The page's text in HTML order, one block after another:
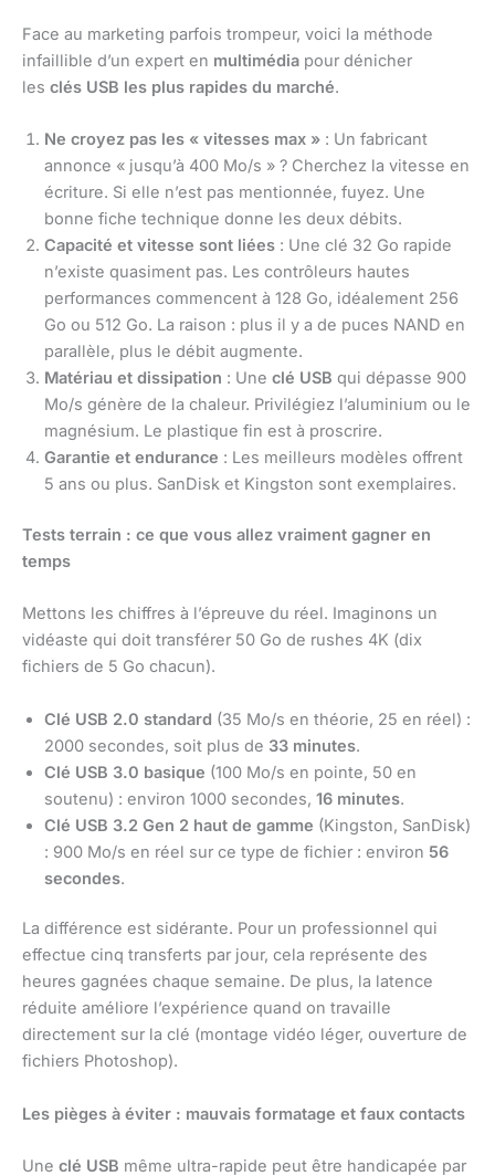
Face au marketing parfois trompeur, voici la méthode
infaillible d’un expert en multimédia pour dénicher
les clés USB les plus rapides du marché.
Ne croyez pas les « vitesses max » : Un fabricant
annonce « jusqu’à 400 Mo/s » ? Cherchez la vitesse en
écriture. Si elle n’est pas mentionnée, fuyez. Une
bonne fiche technique donne les deux débits.
Capacité et vitesse sont liées : Une clé 32 Go rapide
n’existe quasiment pas. Les contrôleurs hautes
performances commencent à 128 Go, idéalement 256
Go ou 512 Go. La raison : plus il y a de puces NAND en
parallèle, plus le débit augmente.
Matériau et dissipation : Une clé USB qui dépasse 900
Mo/s génère de la chaleur. Privilégiez l’aluminium ou le
magnésium. Le plastique fin est à proscrire.
Garantie et endurance : Les meilleurs modèles offrent
5 ans ou plus. SanDisk et Kingston sont exemplaires.
Tests terrain : ce que vous allez vraiment gagner en
temps
Mettons les chiffres à l’épreuve du réel. Imaginons un
vidéaste qui doit transférer 50 Go de rushes 4K (dix
fichiers de 5 Go chacun).
Clé USB 2.0 standard (35 Mo/s en théorie, 25 en réel) :
2000 secondes, soit plus de 33 minutes.
Clé USB 3.0 basique (100 Mo/s en pointe, 50 en
soutenu) : environ 1000 secondes, 16 minutes.
Clé USB 3.2 Gen 2 haut de gamme (Kingston, SanDisk)
: 900 Mo/s en réel sur ce type de fichier : environ 56
secondes.
La différence est sidérante. Pour un professionnel qui
effectue cinq transferts par jour, cela représente des
heures gagnées chaque semaine. De plus, la latence
réduite améliore l’expérience quand on travaille
directement sur la clé (montage vidéo léger, ouverture de
fichiers Photoshop).
Les pièges à éviter : mauvais formatage et faux contacts
Une clé USB même ultra-rapide peut être handicapée par